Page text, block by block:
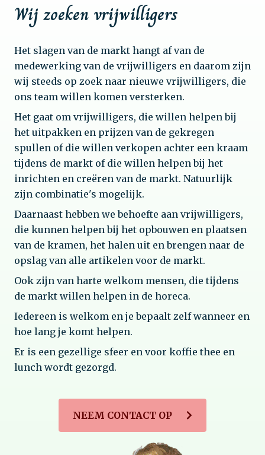
Wij zoeken vrijwilligers
Het slagen van de markt hangt af van de
medewerking van de vrijwilligers en daarom zijn
wij steeds op zoek naar nieuwe vrijwilligers, die
ons team willen komen versterken.
Het gaat om vrijwilligers, die willen helpen bij
het uitpakken en prijzen van de gekregen
spullen of die willen verkopen achter een kraam
tijdens de markt of die willen helpen bij het
inrichten en creëren van de markt. Natuurlijk
zijn combinatie's mogelijk.
Daarnaast hebben we behoefte aan vrijwilligers,
die kunnen helpen bij het opbouwen en plaatsen
van de kramen, het halen uit en brengen naar de
opslag van alle artikelen voor de markt.
Ook zijn van harte welkom mensen, die tijdens
de markt willen helpen in de horeca.
Iedereen is welkom en je bepaalt zelf wanneer en
hoe lang je komt helpen.
Er is een gezellige sfeer en voor koffie thee en
lunch wordt gezorgd.
NEEM CONTACT OP